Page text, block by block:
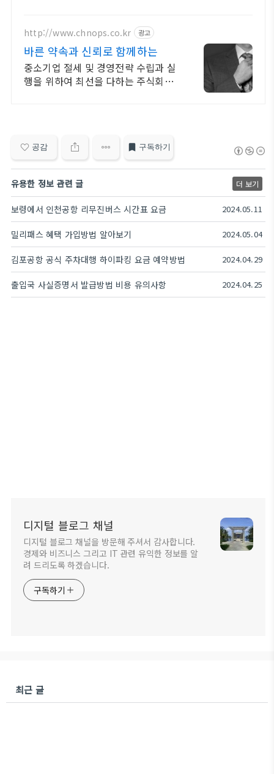
http://www.chnops.co.kr 광고
바른 약속과 신뢰로 함께하는
중소기업 절세 및 경영전략 수립과 실
행을 위하여 최선을 다하는 주식회사
공감 구독하기
유용한 정보 관련 글 더 보기
보령에서 인천공항 리무진버스 시간표 요금 2024.05.11
밀리패스 혜택 가입방법 알아보기 2024.05.04
김포공항 공식 주차대행 하이파킹 요금 예약방법 2024.04.29
출입국 사실증명서 발급방법 비용 유의사항 2024.04.25
디지털 블로그 채널
디지털 블로그 채널을 방문해 주셔서 감사합니다.
경제와 비즈니스 그리고 IT 관련 유익한 정보를 알
려 드리도록 하겠습니다.
구독하기
최근 글